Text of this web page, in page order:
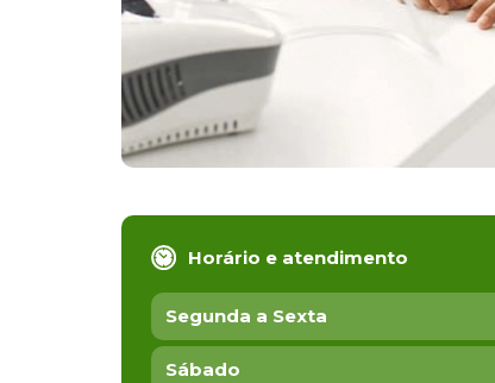
Horário e atendimento
Segunda a Sexta
Sábado